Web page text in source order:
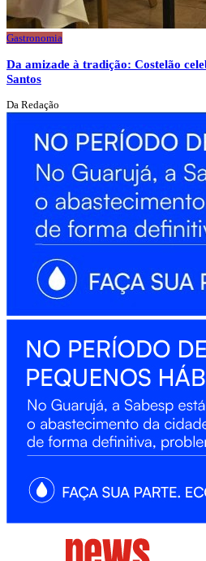
Gastronomia
Da amizade à tradição: Costelão
Santos
Da Redação